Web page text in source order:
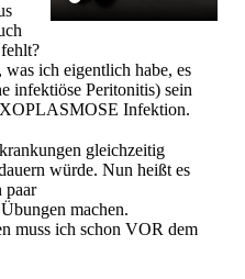
ich eigentlich habe, es
infektiöse Peritonitis) sein
Infektion.
gleichzeitig
würde. Nun heißt es
paar
machen.
muss ich schon VOR dem